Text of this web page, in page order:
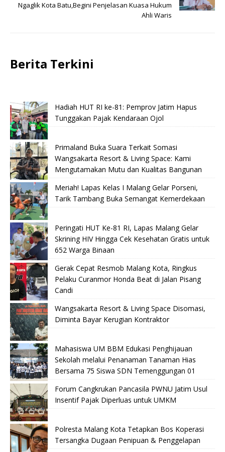
Ngaglik Kota Batu,Begini Penjelasan Kuasa Hukum
Ahli Waris
Berita Terkini
Hadiah HUT RI ke-81: Pemprov Jatim Hapus
Tunggakan Pajak Kendaraan Ojol
Primaland Buka Suara Terkait Somasi
Wangsakarta Resort & Living Space: Kami
Mengutamakan Mutu dan Kualitas Bangunan
Meriah! Lapas Kelas I Malang Gelar Porseni,
Tarik Tambang Buka Semangat Kemerdekaan
Peringati HUT Ke-81 RI, Lapas Malang Gelar
Skrining HIV Hingga Cek Kesehatan Gratis untuk
652 Warga Binaan
Gerak Cepat Resmob Malang Kota, Ringkus
Pelaku Curanmor Honda Beat di Jalan Pisang
Candi
Wangsakarta Resort & Living Space Disomasi,
Diminta Bayar Kerugian Kontraktor
Mahasiswa UM BBM Edukasi Penghijauan
Sekolah melalui Penanaman Tanaman Hias
Bersama 75 Siswa SDN Temenggungan 01
Forum Cangkrukan Pancasila PWNU Jatim Usul
Insentif Pajak Diperluas untuk UMKM
Polresta Malang Kota Tetapkan Bos Koperasi
Tersangka Dugaan Penipuan & Penggelapan